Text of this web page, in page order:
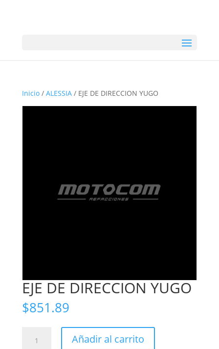
Inicio/ ALESSIA/ EJE DE DIRECCION YUGO
EJE DE DIRECCION YUGO
$851.89
Añadir al carrito